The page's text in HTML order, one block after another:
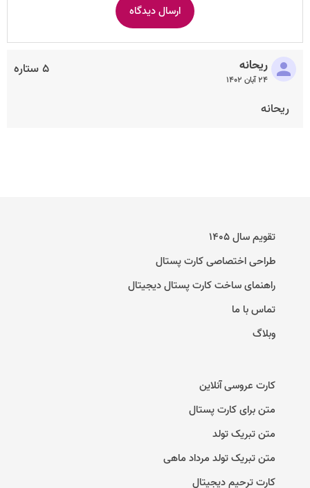
۵ ستاره ریحانه
۲۴ آبان ۱۴۰۲
ریحانه
تقویم سال ۱۴۰۵
طراحی اختصاصی کارت پستال
راهنمای ساخت کارت پستال دیجیتال
تماس با ما
وبلاگ
کارت عروسی آنلاین
متن برای کارت پستال
متن تبریک تولد
متن تبریک تولد مرداد ماهی
کارت ترحیم دیجیتال